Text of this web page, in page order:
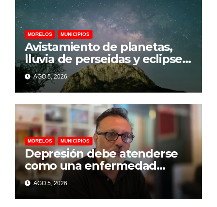
MORELOS MUNICIPIOS
Avistamiento de planetas,
lluvia de perseidas y eclipse
parcial llegarán a
Chalcatzingo en agosto
AGO 5, 2026
MORELOS MUNICIPIOS
Depresión debe atenderse
como una enfermedad
mental para prevenir el
suicidio: psicólogo
AGO 5, 2026